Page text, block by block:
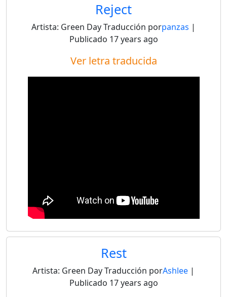
Reject
Artista: Green DayTraducción porpanzas |
Publicado 17 years ago
Ver letra traducida
Rest
Artista: Green DayTraducción porAshlee |
Publicado 17 years ago